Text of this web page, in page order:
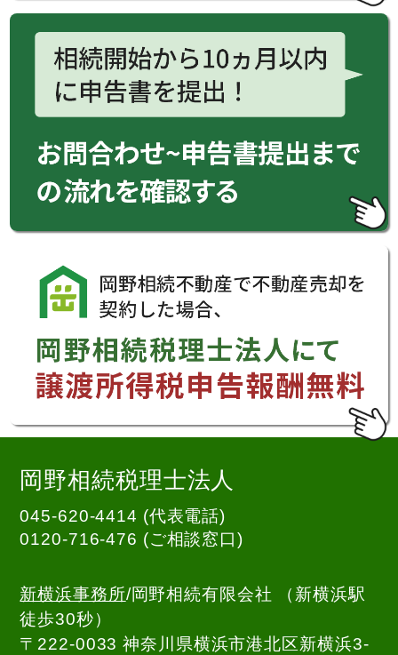
岡野相続税理士法人
045-620-4414 (代表電話)
0120-716-476 (ご相談窓口)
新横浜事務所/岡野相続有限会社 （新横浜駅
徒歩30秒）
〒222-0033 神奈川県横浜市港北区新横浜3-